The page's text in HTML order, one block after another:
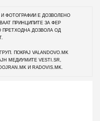
ФОТОГРАФИИ Е ДОЗВОЛЕНО
ПРИНЦИПИТЕ ЗА ФЕР
ДОЗВОЛА ОД
ПОКРАЈ VALANDOVO.MK
МЕДИУМИТЕ VESTI.SR,
И RADOVIS.MK.